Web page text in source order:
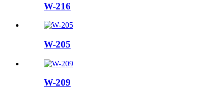
W-216
W-205
W-209